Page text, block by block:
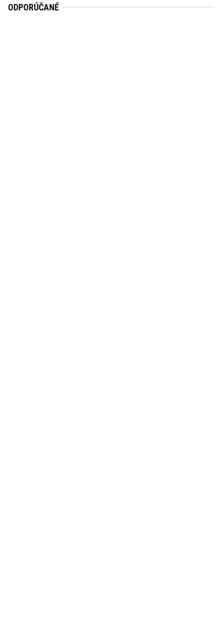
ODPORÚČANÉ